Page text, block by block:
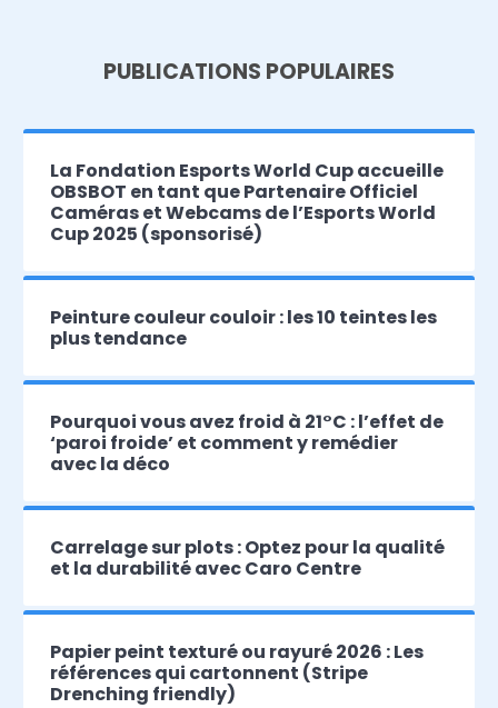
PUBLICATIONS POPULAIRES
La Fondation Esports World Cup accueille
OBSBOT en tant que Partenaire Officiel
Caméras et Webcams de l’Esports World
Cup 2025 (sponsorisé)
Peinture couleur couloir : les 10 teintes les
plus tendance
Pourquoi vous avez froid à 21°C : l’effet de
‘paroi froide’ et comment y remédier
avec la déco
Carrelage sur plots : Optez pour la qualité
et la durabilité avec Caro Centre
Papier peint texturé ou rayuré 2026 : Les
références qui cartonnent (Stripe
Drenching friendly)